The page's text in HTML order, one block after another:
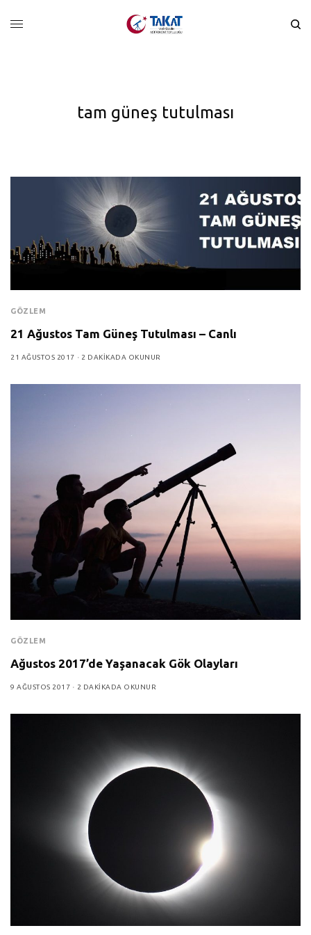
tam güneş tutulması
GÖZLEM
21 Ağustos Tam Güneş Tutulması – Canlı
21 AĞUSTOS 2017 2 DAKIKADA OKUNUR
GÖZLEM
Ağustos 2017’de Yaşanacak Gök Olayları
9 AĞUSTOS 2017 2 DAKIKADA OKUNUR